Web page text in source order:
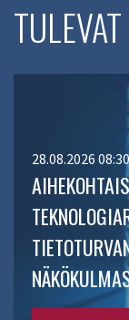
28.08.2026